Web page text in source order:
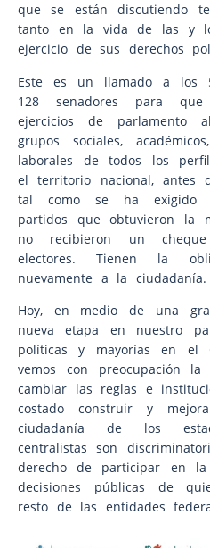
que se están discutiendo
tanto en la vida de las y
ejercicio de sus derechos
Este es un llamado a los
128 senadores para que
ejercicios de parlamento
grupos sociales,
laborales de todos los
el territorio nacional, antes
tal como se ha exigido
partidos que obtuvieron la
no recibieron un
electores. Tienen la
nuevamente a la ciudadanía.
Hoy, en medio de una
nueva etapa en nuestro
políticas y mayorías en el
vemos con preocupación
cambiar las reglas e
costado construir y
ciudadanía de los
centralistas son
derecho de participar en
decisiones públicas de
resto de las entidades